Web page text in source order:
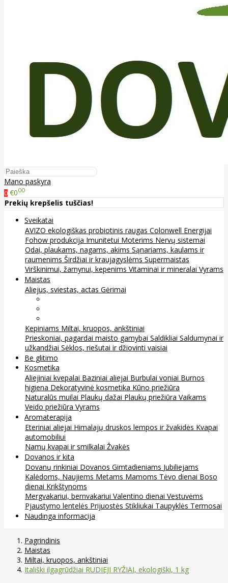
Mano paskyra
0 €000
Prekių krepšelis tuščias!
Sveikatai
AVIZO ekologiškas probiotinis raugas Colonwell Energijai
Fohow produkcija Imunitetui Moterims Nervų sistemai
Odai, plaukams, nagams, akims Sąnariams, kaulams ir
raumenims Širdžiai ir kraujagyslėms Supermaistas
Virškinimui, žarnynui, kepenims Vitaminai ir mineralai Vyrams
Maistas
Aliejus, sviestas, actas Gėrimai
Kepiniams Miltai, kruopos, ankštiniai
Prieskoniai, pagardai maisto gamybai Saldikliai Saldumynai ir
užkandžiai Sėklos, riešutai ir džiovinti vaisiai
Be glitimo
Kosmetika
Aliejiniai kvepalai Baziniai aliejai Burbulai voniai Burnos
higiena Dekoratyvinė kosmetika Kūno priežiūra
Naturalūs muilai Plaukų dažai Plaukų priežiūra Vaikams
Veido priežiūra Vyrams
Aromaterapija
Eteriniai aliejai Himalajų druskos lempos ir žvakidės Kvapai
automobiliui
Namų kvapai ir smilkalai Žvakės
Dovanos ir kita
Dovanų rinkiniai Dovanos Gimtadieniams Jubiliejams
Kalėdoms, Naujiems Metams Mamoms Tėvo dienai Boso
dienai Krikštynoms
Mergvakariui, bernvakariui Valentino dienai Vestuvėms
Pjaustymo lentelės Prijuostės Stikliukai Taupyklės Termosai
Naudinga informacija
Pagrindinis
Maistas
Miltai, kruopos, ankštiniai
Itališki ilgagrūdžiai RUDIEJI RYŽIAI, ekologiški, 1 kg